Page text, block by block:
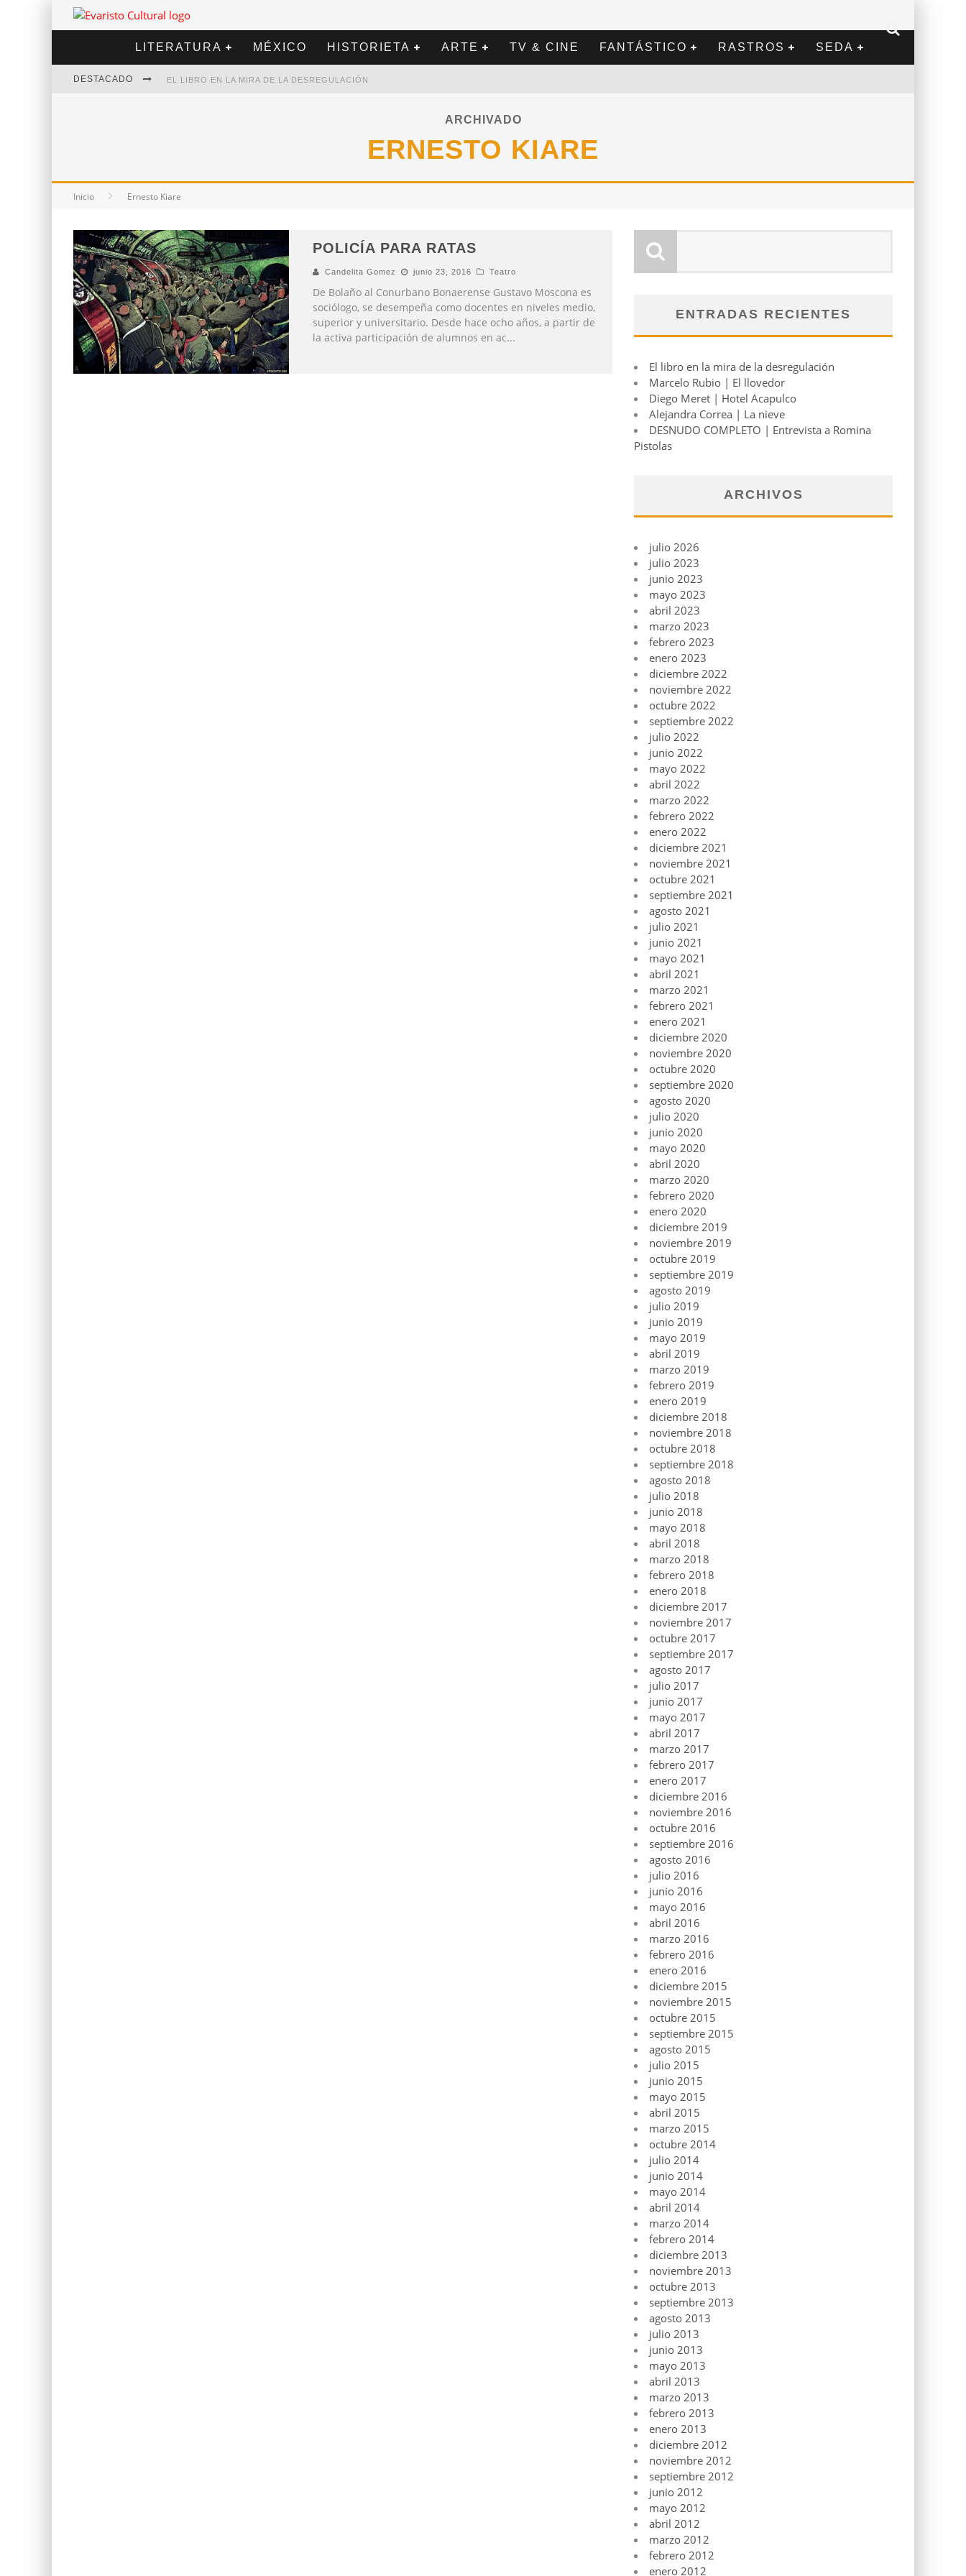
LITERATURA MÉXICO HISTORIETA ARTE TV & CINE FANTÁSTICO RASTROS SEDA
DESTACADO EL LIBRO EN LA MIRA DE LA DESREGULACIÓN
ARCHIVADO
ERNESTO KIARE
Inicio Ernesto Kiare
POLICÍA PARA RATAS
Candelita Gomez junio 23, 2016 Teatro
De Bolaño al Conurbano Bonaerense Gustavo Moscona es
sociólogo, se desempeña como docentes en niveles medio,
superior y universitario. Desde hace ocho años, a partir de
la activa participación de alumnos en ac...
ENTRADAS RECIENTES
El libro en la mira de la desregulación
Marcelo Rubio | El llovedor
Diego Meret | Hotel Acapulco
Alejandra Correa | La nieve
DESNUDO COMPLETO | Entrevista a Romina
Pistolas
ARCHIVOS
julio 2026
julio 2023
junio 2023
mayo 2023
abril 2023
marzo 2023
febrero 2023
enero 2023
diciembre 2022
noviembre 2022
octubre 2022
septiembre 2022
julio 2022
junio 2022
mayo 2022
abril 2022
marzo 2022
febrero 2022
enero 2022
diciembre 2021
noviembre 2021
octubre 2021
septiembre 2021
agosto 2021
julio 2021
junio 2021
mayo 2021
abril 2021
marzo 2021
febrero 2021
enero 2021
diciembre 2020
noviembre 2020
octubre 2020
septiembre 2020
agosto 2020
julio 2020
junio 2020
mayo 2020
abril 2020
marzo 2020
febrero 2020
enero 2020
diciembre 2019
noviembre 2019
octubre 2019
septiembre 2019
agosto 2019
julio 2019
junio 2019
mayo 2019
abril 2019
marzo 2019
febrero 2019
enero 2019
diciembre 2018
noviembre 2018
octubre 2018
septiembre 2018
agosto 2018
julio 2018
junio 2018
mayo 2018
abril 2018
marzo 2018
febrero 2018
enero 2018
diciembre 2017
noviembre 2017
octubre 2017
septiembre 2017
agosto 2017
julio 2017
junio 2017
mayo 2017
abril 2017
marzo 2017
febrero 2017
enero 2017
diciembre 2016
noviembre 2016
octubre 2016
septiembre 2016
agosto 2016
julio 2016
junio 2016
mayo 2016
abril 2016
marzo 2016
febrero 2016
enero 2016
diciembre 2015
noviembre 2015
octubre 2015
septiembre 2015
agosto 2015
julio 2015
junio 2015
mayo 2015
abril 2015
marzo 2015
octubre 2014
julio 2014
junio 2014
mayo 2014
abril 2014
marzo 2014
febrero 2014
diciembre 2013
noviembre 2013
octubre 2013
septiembre 2013
agosto 2013
julio 2013
junio 2013
mayo 2013
abril 2013
marzo 2013
febrero 2013
enero 2013
diciembre 2012
noviembre 2012
septiembre 2012
junio 2012
mayo 2012
abril 2012
marzo 2012
febrero 2012
enero 2012